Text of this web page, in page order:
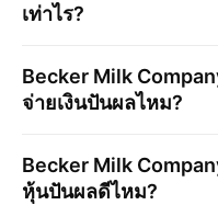
เท่าไร?
Becker Milk
จ่ายเงินปันผลไหม?
Becker Milk
หุ้นปันผลดีไหม?